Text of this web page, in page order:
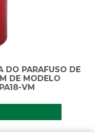
DO PARAFUSO DE
DE MODELO
VM